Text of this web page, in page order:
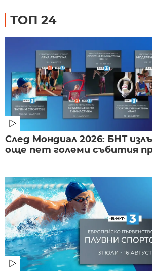
ТОП 24
След Мондиал 2026: БНТ
още пет големи събития